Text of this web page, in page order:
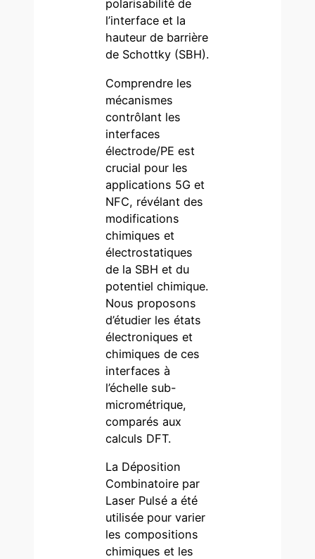
polarisabilité de
l’interface et la
hauteur de barrière
de Schottky (SBH).
Comprendre les
mécanismes
contrôlant les
interfaces
électrode/PE est
crucial pour les
applications 5G et
NFC, révélant des
modifications
chimiques et
électrostatiques
de la SBH et du
potentiel chimique.
Nous proposons
d’étudier les états
électroniques et
chimiques de ces
interfaces à
l’échelle sub-
micrométrique,
comparés aux
calculs DFT.
La Déposition
Combinatoire par
Laser Pulsé a été
utilisée pour varier
les compositions
chimiques et les